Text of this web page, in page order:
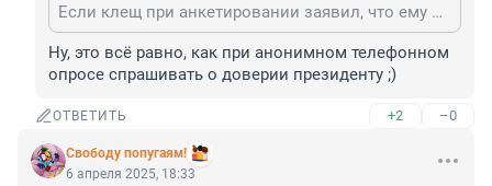
Если клещ при анкетировании заявил, что ему нравится вторая группа, значит, так и есть. Статистика не при чем. Клещу надо доверять. Вампиры, кстати, какую группу предпочитают? Я как обладатель второй чуток взволновпна.
Ну, это всё равно, как при анонимном телефонном
опросе спрашивать о доверии президенту ;)
ОТВЕТИТЬ +2 –0
Свободу попугаям!
6 апреля 2025, 18:33